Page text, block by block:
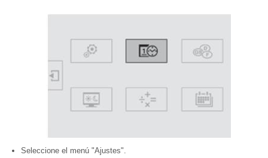
Seleccione el menú "Ajustes".